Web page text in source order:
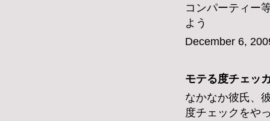
コンパーティー
よう
December 6,
モテる度チェッ
なかなか彼氏、
度チェックをや